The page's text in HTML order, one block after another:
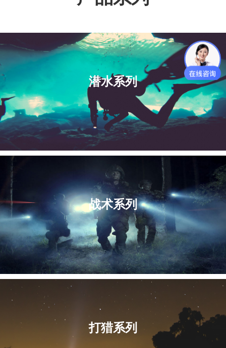
潜水系列
战术系列
打猎系列